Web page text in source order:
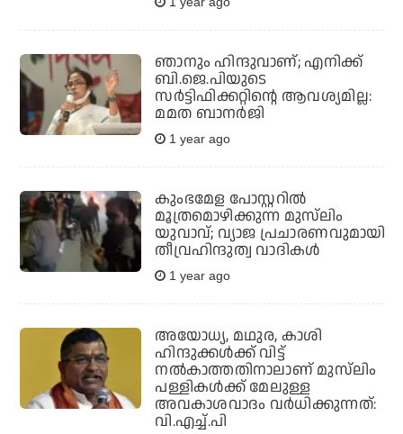
ഞാനും ഹിന്ദുവാണ്; എനിക്ക്
ബി.ജെ.പിയുടെ
സര്‍ട്ടിഫിക്കറ്റിന്റെ ആവശ്യമില്ല:
മമത ബാനര്‍ജി
1 year ago
കുംഭമേള പോസ്റ്ററിൽ
മൂത്രമൊഴിക്കുന്ന മുസ്‌ലിം
യുവാവ്; വ്യാജ പ്രചാരണവുമായി
തീവ്രഹിന്ദുത്വ വാദികൾ
1 year ago
അയോധ്യ, മഥുര, കാശി
ഹിന്ദുക്കൾക്ക് വിട്ട്
നൽകാത്തതിനാലാണ് മുസ്‌ലിം
പള്ളികൾക്ക് മേലുള്ള
അവകാശവാദം വർധിക്കുന്നത്:
വി.എച്ച്.പി